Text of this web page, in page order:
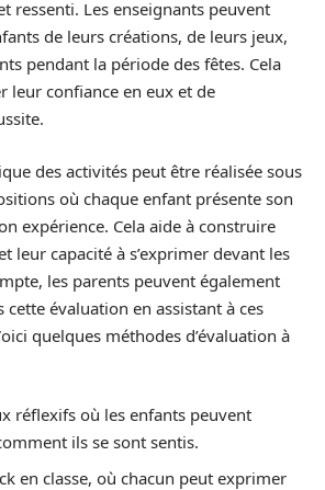
ressenti. Les enseignants peuvent
de leurs créations, de leurs jeux,
pendant la période des fêtes. Cela
leur confiance en eux et de
des activités peut être réalisée sous
où chaque enfant présente son
expérience. Cela aide à construire
leur capacité à s’exprimer devant les
les parents peuvent également
évaluation en assistant à ces
quelques méthodes d’évaluation à
réflexifs où les enfants peuvent
ils se sont sentis.
en classe, où chacun peut exprimer